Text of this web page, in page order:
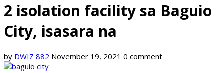
2 isolation facility sa Baguio
City, isasara na
by DWIZ 882 November 19, 2021 0 comment